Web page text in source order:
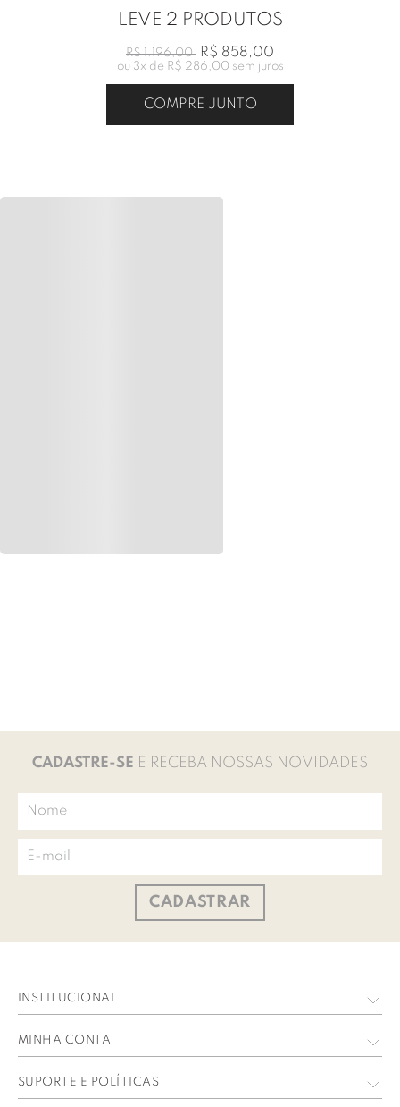
LEVE 2 PRODUTOS
R$ 1.196,00 R$ 858,00
ou 3x de R$ 286,00 sem juros
COMPRE JUNTO
CADASTRE-SE E RECEBA NOSSAS NOVIDADES
CADASTRAR
INSTITUCIONAL
Quem Somos
MINHA CONTA
Meus Dados
SUPORTE E POLÍTICAS